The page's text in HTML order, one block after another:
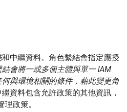
和中繼資料。角色繫結會指定應授
結會將一或多個主體與單一 IAM
與環境相關的條件，藉此變更角
繼資料包含允許政策的其他資訊，
理政策。